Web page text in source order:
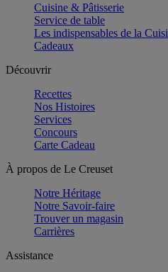
Cuisine & Pâtisserie
Service de table
Les indispensables de la
Cadeaux
Découvrir
Recettes
Nos Histoires
Services
Concours
Carte Cadeau
À propos de Le Creuset
Notre Héritage
Notre Savoir-faire
Trouver un magasin
Carrières
Assistance